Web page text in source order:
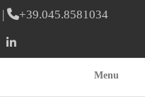
| +39.045.8581034
Menu